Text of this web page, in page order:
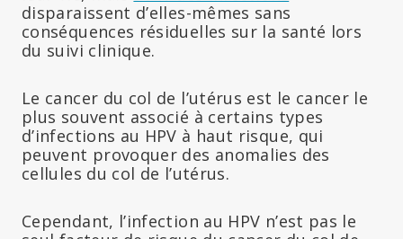
disparaissent d’elles-mêmes sans
conséquences résiduelles sur la santé lors
du suivi clinique.
Le cancer du col de l’utérus est le cancer le
plus souvent associé à certains types
d’infections au HPV à haut risque, qui
peuvent provoquer des anomalies des
cellules du col de l’utérus.
Cependant, l’infection au HPV n’est pas le